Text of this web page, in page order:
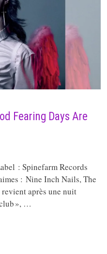
Fearing Days Are
: Spinefarm Records
: Nine Inch Nails, The
après une nuit
», …